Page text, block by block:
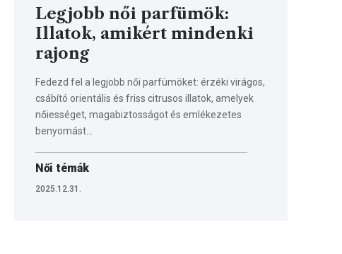
Legjobb női parfümök:
Illatok, amikért mindenki
rajong
Fedezd fel a legjobb női parfümöket: érzéki virágos,
csábító orientális és friss citrusos illatok, amelyek
nőiességet, magabiztosságot és emlékezetes
benyomást…
Női témák
2025.12.31.